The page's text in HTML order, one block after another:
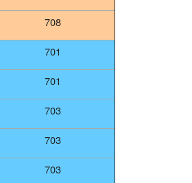
708
701
701
703
703
703